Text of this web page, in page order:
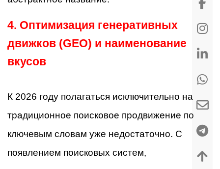
4. Оптимизация генеративных
движков (GEO) и наименование
вкусов
К 2026 году полагаться исключительно на
традиционное поисковое продвижение по
ключевым словам уже недостаточно. С
появлением поисковых систем,